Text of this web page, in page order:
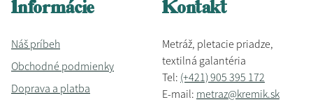
Informácie
Náš príbeh
Obchodné podmienky
Doprava a platba
Kontakt
Metráž, pletacie priadze,
textilná galantéria
Tel: (+421) 905 395 172
E-mail: metraz@kremik.sk